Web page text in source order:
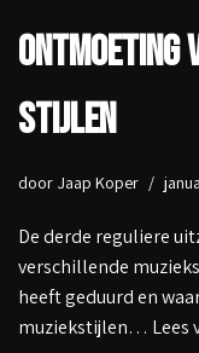
Ontmoeting
stijlen
door Jaap Koper
De derde reguliere
verschillende
heeft geduurd en
muziekstijlen… Lees